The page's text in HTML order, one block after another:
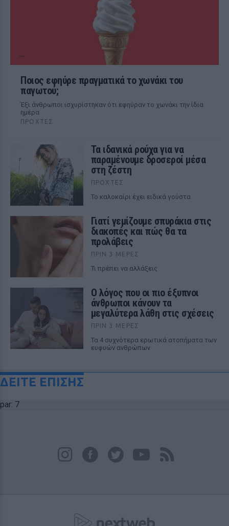
Ποιος εφηύρε πραγματικά το χωνάκι του
παγωτού;
Έξι άνθρωποι ισχυρίστηκαν ότι εφηύραν το χωνάκι την ίδια
ημέρα
ΠΡΟΧΤΈΣ
Τα ιδανικά ρούχα για να
παραμένουμε δροσεροί μέσα
στη ζέστη
ΠΡΟΧΤΈΣ
To καλοκαίρι έχει ειδικά γούστα
Γιατί γεμίζουμε σπυράκια στις
διακοπές και πώς θα τα
προλάβεις
ΠΡΙΝ 3 ΜΈΡΕΣ
Τι πρέπει να αλλάξεις
Ο λόγος που οι πιο έξυπνοι
άνθρωποι κάνουν τα
μεγαλύτερα λάθη στις σχέσεις
ΠΡΙΝ 3 ΜΈΡΕΣ
Τα 4 συχνότερα ερωτικά ατοπήματα των
ευφυών ανθρώπων
ΔΕΙΤΕ ΕΠΙΣΗΣ
par: 7